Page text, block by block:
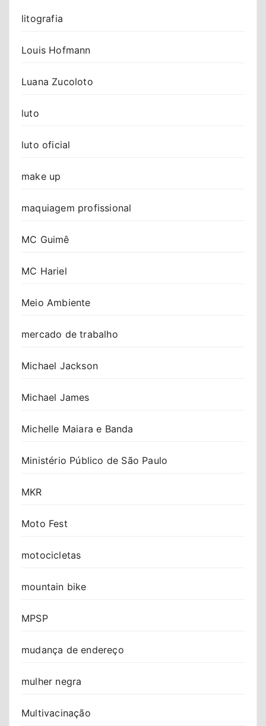
litografia
Louis Hofmann
Luana Zucoloto
luto
luto oficial
make up
maquiagem profissional
MC Guimê
MC Hariel
Meio Ambiente
mercado de trabalho
Michael Jackson
Michael James
Michelle Maiara e Banda
Ministério Público de São Paulo
MKR
Moto Fest
motocicletas
mountain bike
MPSP
mudança de endereço
mulher negra
Multivacinação